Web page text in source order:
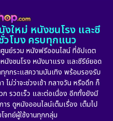
(5)
(56)
(10)
(24)
1962
ใหม่ หนังชนโรง และซี
โมง ครบทุกแนว
ย์รวม หนังฟรีออนไลน์ ที่อัปเดต
นังชนโรง หนังมาแรง และซีรีย์ยอด
กกระแสความบันเทิง พร้อมรองรับ
ม่ว่าจะช่วงเช้า กลางวัน หรือดึก ก็
ก รวดเร็ว และต่อเนื่อง อีกทั้งยังมี
ร ดูหนังออนไลน์เต็มเรื่อง เต็มไป
จทย์ผู้ใช้งานทุกกลุ่ม